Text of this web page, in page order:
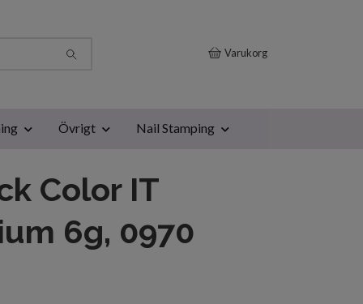
Varukorg
Övrigt Nail Stamping
Color IT
6g, 0970